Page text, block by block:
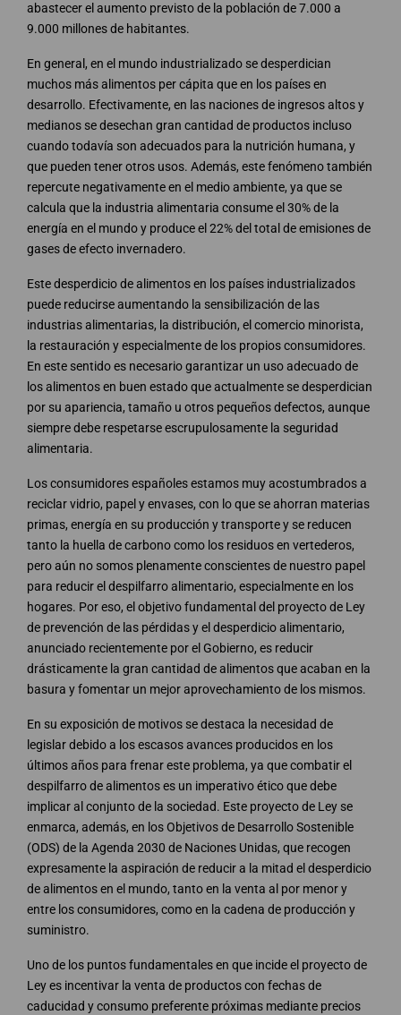
abastecer el aumento previsto de la población de 7.000 a
9.000 millones de habitantes.
En general, en el mundo industrializado se desperdician
muchos más alimentos per cápita que en los países en
desarrollo. Efectivamente, en las naciones de ingresos altos y
medianos se desechan gran cantidad de productos incluso
cuando todavía son adecuados para la nutrición humana, y
que pueden tener otros usos. Además, este fenómeno también
repercute negativamente en el medio ambiente, ya que se
calcula que la industria alimentaria consume el 30% de la
energía en el mundo y produce el 22% del total de emisiones de
gases de efecto invernadero.
Este desperdicio de alimentos en los países industrializados
puede reducirse aumentando la sensibilización de las
industrias alimentarias, la distribución, el comercio minorista,
la restauración y especialmente de los propios consumidores.
En este sentido es necesario garantizar un uso adecuado de
los alimentos en buen estado que actualmente se desperdician
por su apariencia, tamaño u otros pequeños defectos, aunque
siempre debe respetarse escrupulosamente la seguridad
alimentaria.
Los consumidores españoles estamos muy acostumbrados a
reciclar vidrio, papel y envases, con lo que se ahorran materias
primas, energía en su producción y transporte y se reducen
tanto la huella de carbono como los residuos en vertederos,
pero aún no somos plenamente conscientes de nuestro papel
para reducir el despilfarro alimentario, especialmente en los
hogares. Por eso, el objetivo fundamental del proyecto de Ley
de prevención de las pérdidas y el desperdicio alimentario,
anunciado recientemente por el Gobierno, es reducir
drásticamente la gran cantidad de alimentos que acaban en la
basura y fomentar un mejor aprovechamiento de los mismos.
En su exposición de motivos se destaca la necesidad de
legislar debido a los escasos avances producidos en los
últimos años para frenar este problema, ya que combatir el
despilfarro de alimentos es un imperativo ético que debe
implicar al conjunto de la sociedad. Este proyecto de Ley se
enmarca, además, en los Objetivos de Desarrollo Sostenible
(ODS) de la Agenda 2030 de Naciones Unidas, que recogen
expresamente la aspiración de reducir a la mitad el desperdicio
de alimentos en el mundo, tanto en la venta al por menor y
entre los consumidores, como en la cadena de producción y
suministro.
Uno de los puntos fundamentales en que incide el proyecto de
Ley es incentivar la venta de productos con fechas de
caducidad y consumo preferente próximas mediante precios